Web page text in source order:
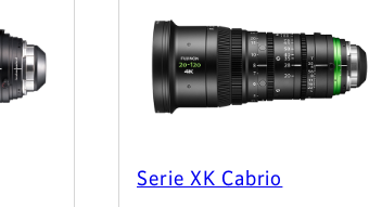
Serie XK Cabrio